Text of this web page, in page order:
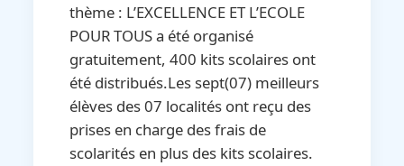
thème : L’EXCELLENCE ET L’ECOLE
POUR TOUS a été organisé
gratuitement, 400 kits scolaires ont
été distribués.Les sept(07) meilleurs
élèves des 07 localités ont reçu des
prises en charge des frais de
scolarités en plus des kits scolaires.